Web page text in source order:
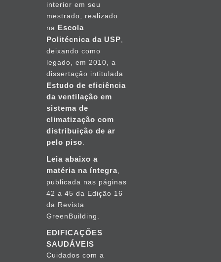
interior em seu
mestrado, realizado
na Escola
Politécnica da USP
deixando como
legado, em 2010, a
dissertação intitulada
Estudo de eficiência
da ventilação em
sistema de
climatização com
distribuição de ar
pelo piso
Leia abaixo a
matéria na íntegra
publicada nas páginas
42 a 45 da Edição 16
da Revista
GreenBuilding.
EDIFICAÇÕES
SAUDÁVEIS
Cuidados com a